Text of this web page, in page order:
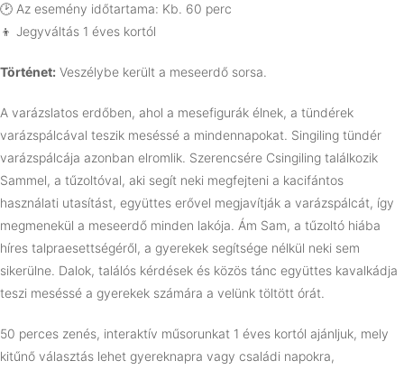
🕑 Az esemény időtartama: Kb. 60 perc
👦 Jegyváltás 1 éves kortól
Történet: Veszélybe került a meseerdő sorsa.
A varázslatos erdőben, ahol a mesefigurák élnek, a tündérek
varázspálcával teszik meséssé a mindennapokat. Singiling tündér
varázspálcája azonban elromlik. Szerencsére Csingiling találkozik
Sammel, a tűzoltóval, aki segít neki megfejteni a kacifántos
használati utasítást, együttes erővel megjavítják a varázspálcát, így
megmenekül a meseerdő minden lakója. Ám Sam, a tűzoltó hiába
híres talpraesettségéről, a gyerekek segítsége nélkül neki sem
sikerülne. Dalok, találós kérdések és közös tánc együttes kavalkádja
teszi meséssé a gyerekek számára a velünk töltött órát.
50 perces zenés, interaktív műsorunkat 1 éves kortól ajánljuk, mely
kitűnő választás lehet gyereknapra vagy családi napokra,